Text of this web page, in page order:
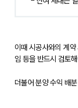
이때 시공사와의 계
임 등을 반드시 검토
더불어 분양 수익 배